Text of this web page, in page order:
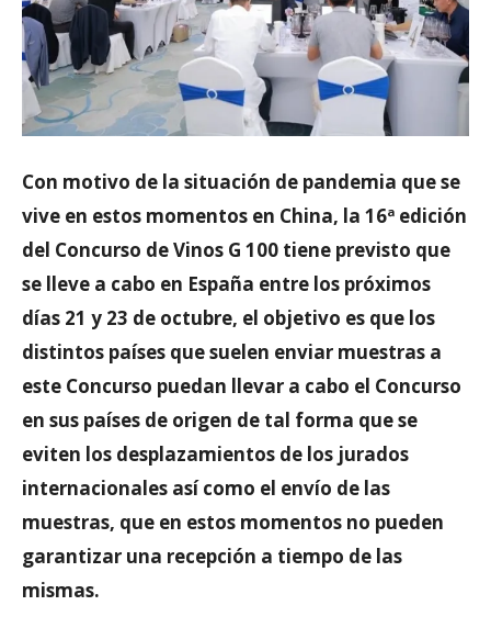
Con motivo de la situación de pandemia que se
vive en estos momentos en China, la 16ª edición
del Concurso de Vinos G 100 tiene previsto que
se lleve a cabo en España entre los próximos
días 21 y 23 de octubre, el objetivo es que los
distintos países que suelen enviar muestras a
este Concurso puedan llevar a cabo el Concurso
en sus países de origen de tal forma que se
eviten los desplazamientos de los jurados
internacionales así como el envío de las
muestras, que en estos momentos no pueden
garantizar una recepción a tiempo de las
mismas.